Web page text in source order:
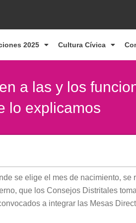
2025 Cultura Cívica
a las y los
lo explicamos
se elige el mes de nacimiento,
que los Consejos Distritales
a integrar las Mesas